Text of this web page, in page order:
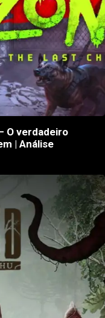
O verdadeiro
| Análise